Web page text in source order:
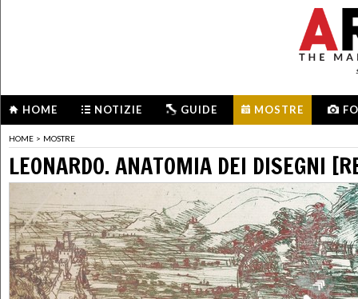
HOME NOTIZIE GUIDE MOSTRE
HOME > MOSTRE
LEONARDO. ANATOMIA DEI DISEGNI